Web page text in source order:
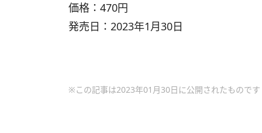
価格：470円
発売日：2023年1月30日
※この記事は2023年01月30日に公開されたものです